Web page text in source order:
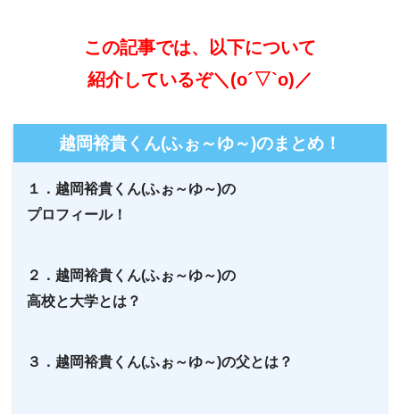
この記事では、以下について
紹介しているぞ＼(o´▽`o)／
越岡裕貴くん(ふぉ～ゆ～)のまとめ！
１．越岡裕貴くん(ふぉ～ゆ～)の
プロフィール！
２．越岡裕貴くん(ふぉ～ゆ～)の
高校と大学とは？
３．越岡裕貴くん(ふぉ～ゆ～)の父とは？